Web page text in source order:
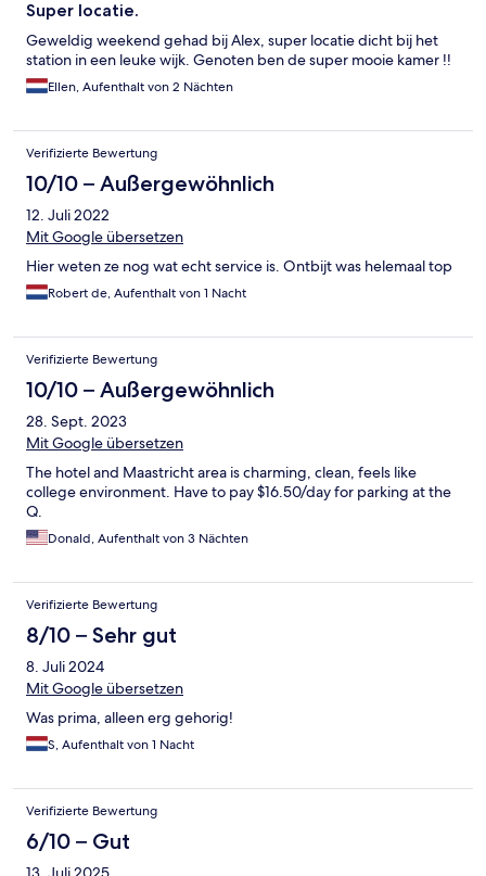
Super locatie.
Geweldig weekend gehad bij Alex, super locatie dicht bij het
station in een leuke wijk. Genoten ben de super mooie kamer !!
Ellen, Aufenthalt von 2 Nächten
Verifizierte Bewertung
10/10 – Außergewöhnlich
12. Juli 2022
Mit Google übersetzen
Hier weten ze nog wat echt service is. Ontbijt was helemaal top
Robert de, Aufenthalt von 1 Nacht
Verifizierte Bewertung
10/10 – Außergewöhnlich
28. Sept. 2023
Mit Google übersetzen
The hotel and Maastricht area is charming, clean, feels like
college environment. Have to pay $16.50/day for parking at the
Q.
Donald, Aufenthalt von 3 Nächten
Verifizierte Bewertung
8/10 – Sehr gut
8. Juli 2024
Mit Google übersetzen
Was prima, alleen erg gehorig!
S, Aufenthalt von 1 Nacht
Verifizierte Bewertung
6/10 – Gut